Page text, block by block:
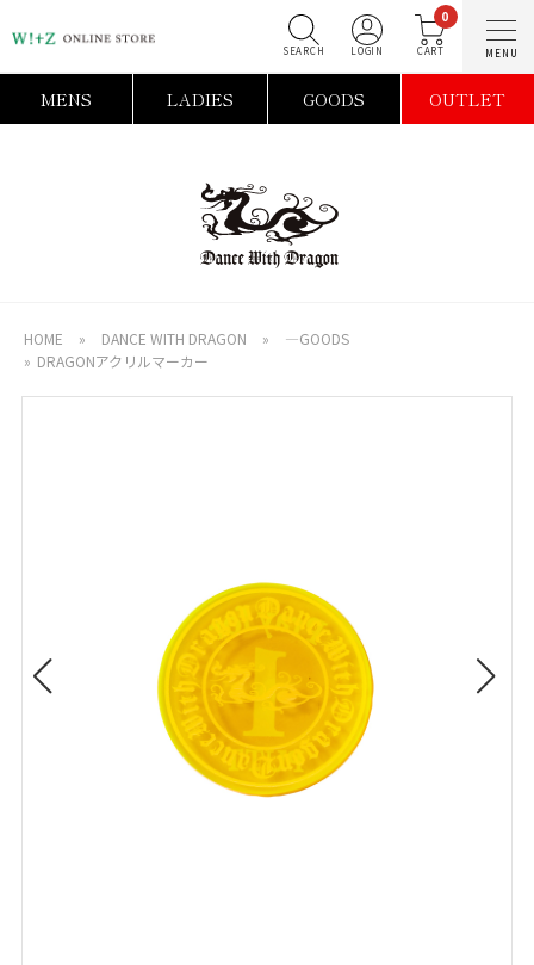
0
MENS LADIES GOODS OUTLET
HOME » DANCE WITH DRAGON »
―GOODS
» DRAGONアクリルマーカー